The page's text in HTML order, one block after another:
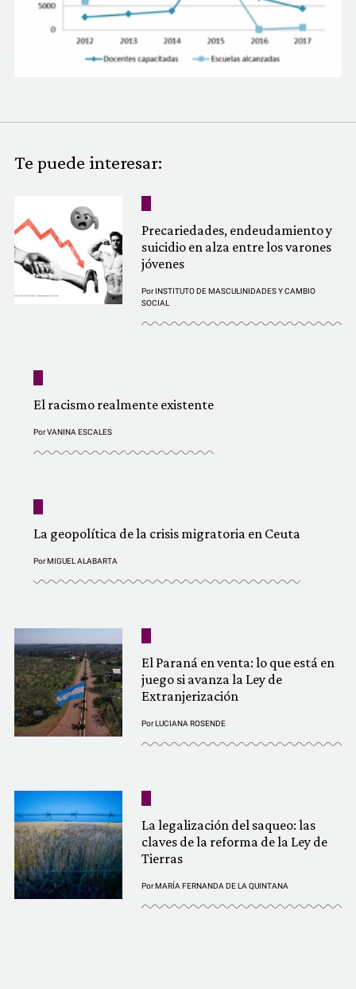
Te puede interesar:
Precariedades, endeudamiento y
suicidio en alza entre los varones
jóvenes
PorINSTITUTO DE MASCULINIDADES Y CAMBIO
SOCIAL
El racismo realmente existente
PorVANINA ESCALES
La geopolítica de la crisis migratoria en Ceuta
PorMIGUEL ALABARTA
El Paraná en venta: lo que está en
juego si avanza la Ley de
Extranjerización
PorLUCIANA ROSENDE
La legalización del saqueo: las
claves de la reforma de la Ley de
Tierras
PorMARÍA FERNANDA DE LA QUINTANA